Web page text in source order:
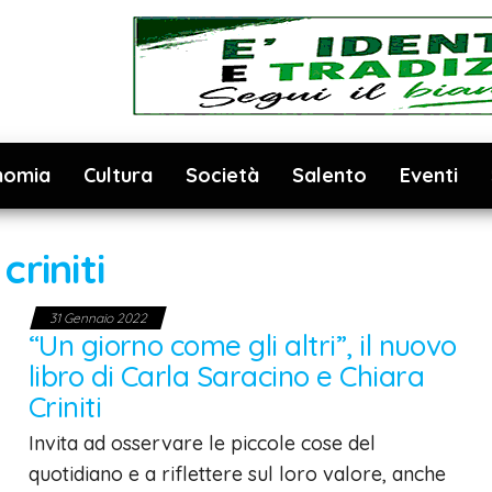
Cultura Società Salento Eventi
criniti
31 Gennaio 2022
“Un giorno come gli altri”, il nuovo
libro di Carla Saracino e Chiara
Criniti
Invita ad osservare le piccole cose del
quotidiano e a riflettere sul loro valore, anche